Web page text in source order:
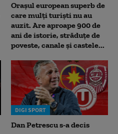
Orașul european superb de
care mulți turiști nu au
auzit. Are aproape 900 de
ani de istorie, străduțe de
poveste, canale și castele...
DIGI SPORT
Dan Petrescu s-a decis